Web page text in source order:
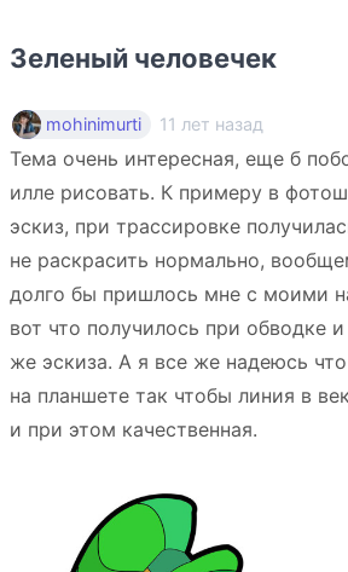
Зеленый человечек
mohinimurti 11 лет назад
Тема очень интересная, еще б
илле рисовать. К примеру в
эскиз, при трассировке
не раскрасить нормально,
долго бы пришлось мне с моими
вот что получилось при обводке
же эскиза. А я все же надеюсь
на планшете так чтобы линия в
и при этом качественная.